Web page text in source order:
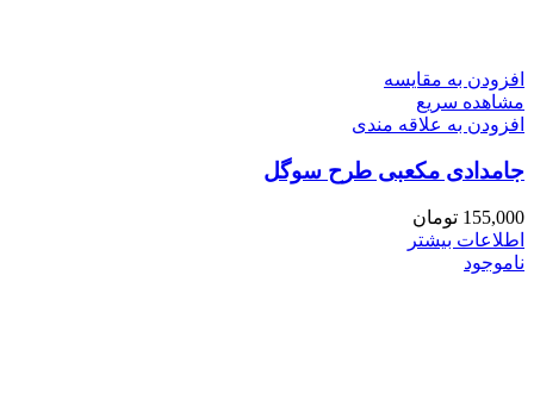
افزودن به مقایسه
مشاهده سریع
افزودن به علاقه مندی
جامدادی مکعبی طرح سوگل
155,000 تومان
اطلاعات بیشتر
ناموجود